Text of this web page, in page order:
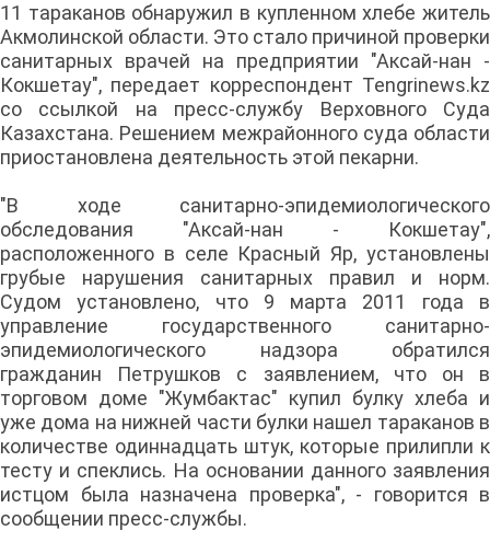
11 тараканов обнаружил в купленном хлебе житель
Акмолинской области. Это стало причиной проверки
санитарных врачей на предприятии "Аксай-нан -
Кокшетау", передает корреспондент Tengrinews.kz
со ссылкой на пресс-службу Верховного Суда
Казахстана. Решением межрайонного суда области
приостановлена деятельность этой пекарни.
"В ходе санитарно-эпидемиологического
обследования "Аксай-нан - Кокшетау",
расположенного в селе Красный Яр, установлены
грубые нарушения санитарных правил и норм.
Судом установлено, что 9 марта 2011 года в
управление государственного санитарно-
эпидемиологического надзора обратился
гражданин Петрушков с заявлением, что он в
торговом доме "Жумбактас" купил булку хлеба и
уже дома на нижней части булки нашел тараканов в
количестве одиннадцать штук, которые прилипли к
тесту и спеклись. На основании данного заявления
истцом была назначена проверка", - говорится в
сообщении пресс-службы.